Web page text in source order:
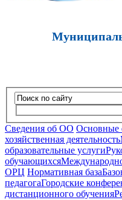
Сведения об ОО Основные
хозяйственная деятельность
образовательные услуги
обучающихся
ОРЦ Нормативная база
педагогаГородские
дистанционного обучения